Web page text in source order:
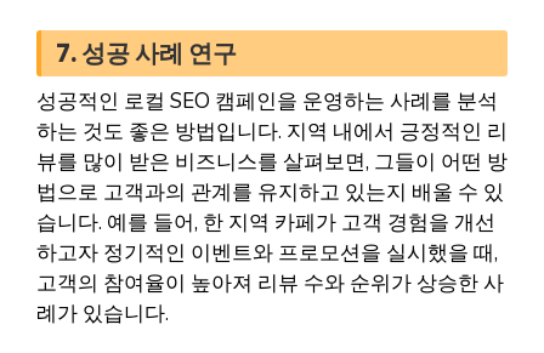
7. 성공 사례 연구
성공적인 로컬 SEO 캠페인을 운영하는 사례를 분석
하는 것도 좋은 방법입니다. 지역 내에서 긍정적인 리
뷰를 많이 받은 비즈니스를 살펴보면, 그들이 어떤 방
법으로 고객과의 관계를 유지하고 있는지 배울 수 있
습니다. 예를 들어, 한 지역 카페가 고객 경험을 개선
하고자 정기적인 이벤트와 프로모션을 실시했을 때,
고객의 참여율이 높아져 리뷰 수와 순위가 상승한 사
례가 있습니다.